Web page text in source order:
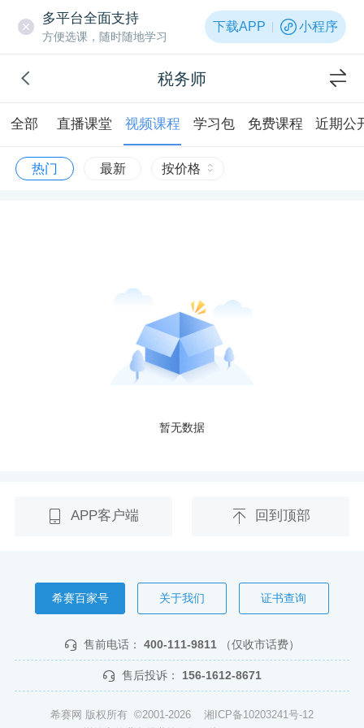
多平台全面支持
方便选课，随时随地学习
下载APP 小程序
税务师
全部 直播课堂 视频课程 学习包 免费课程 近期公
热门 最新 按价格
暂无数据
APP客户端 回到顶部
希赛百家号 关于我们 证书查询
售前电话： 400-111-9811 （仅收市话费）
售后投诉： 156-1612-8671
希赛网 版权所有 ©2001-2026 湘ICP备10203241号-12